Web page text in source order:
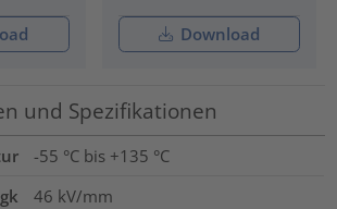
Download
und Spezifikationen
-55 °C bis +135 °C
46 kV/mm